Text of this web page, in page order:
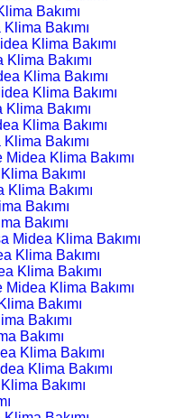
Bakımı
Bakımı
Klima Bakımı
Klima Bakımı
Klima Bakımı
Klima Bakımı
Bakımı
Klima Bakımı
Bakımı
Klima Bakımı
Bakımı
Klima Bakımı
Bakımı
Bakımı
Midea Klima Bakımı
Klima Bakımı
Klima Bakımı
Klima Bakımı
Bakımı
Bakımı
Bakımı
Klima Bakımı
Klima Bakımı
Bakımı